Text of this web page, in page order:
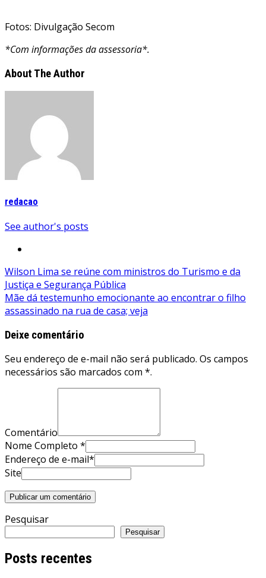
Fotos: Divulgação Secom
*Com informações da assessoria*.
About The Author
redacao
See author's posts
Navegação
de
Post
Wilson Lima se reúne com ministros do Turismo e da
Justiça e Segurança Pública
Mãe dá testemunho emocionante ao encontrar o filho
assassinado na rua de casa; veja
Deixe comentário
Seu endereço de e-mail não será publicado. Os campos
necessários são marcados com *.
Comentário
Nome Completo *
Endereço de e-mail*
Site
Pesquisar
Pesquisar
Posts recentes